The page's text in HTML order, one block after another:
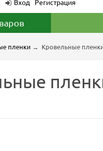
Вход Регистрация
пленки → Кровельные